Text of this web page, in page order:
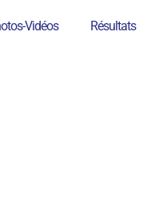
Vidéos Résultats